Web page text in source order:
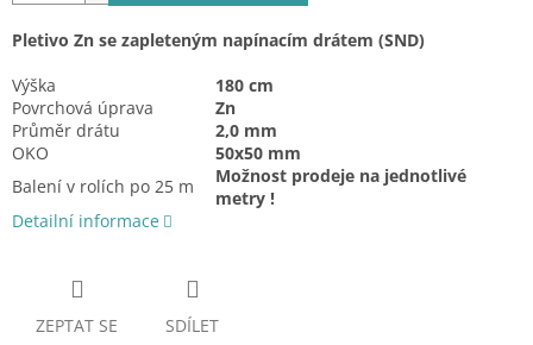
Pletivo Zn se zapleteným napínacím drátem (SND)
Výška
180 cm
Povrchová úprava
Zn
Průměr drátu
2,0 mm
OKO
50x50 mm
Balení v rolích po 25 m
Možnost prodeje na jednotlivé
metry !
Detailní informace
ZEPTAT SE SDÍLET